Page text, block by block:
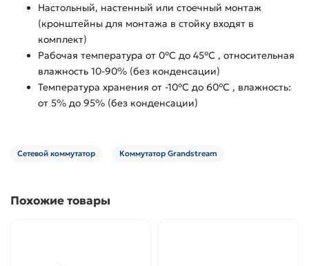
Настольный, настенный или стоечный монтаж
(кронштейны для монтажа в стойку входят в
комплект)
Рабочая температура от 0°C до 45°C , относительная
влажность 10-90% (без конденсации)
Температура хранения от -10°C до 60°C , влажность:
от 5% до 95% (без конденсации)
Сетевой коммутатор Коммутатор Grandstream
Похожие товары